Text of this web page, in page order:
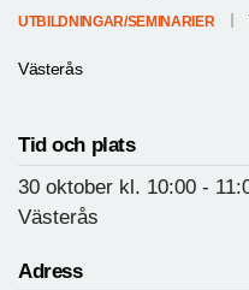
UTBILDNINGAR/SEMINARIER
Västerås
Tid och plats
30 oktober kl. 10:00 -
Västerås
Adress